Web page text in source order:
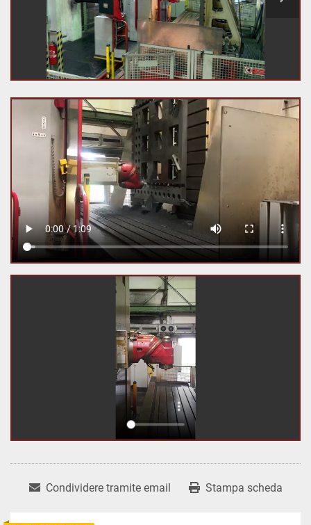
Condividere tramite email Stampa scheda